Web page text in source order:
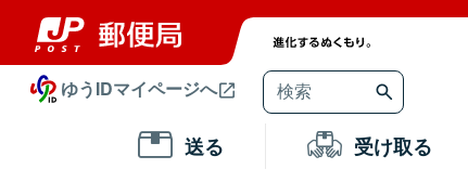
ゆうIDマイページへ
送る 受け取る